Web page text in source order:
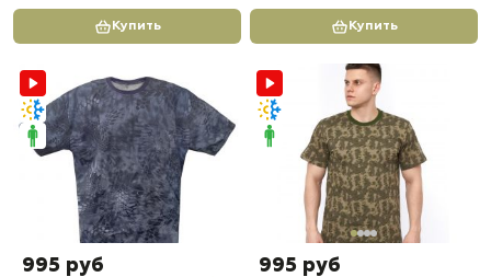
Купить Купить
995 руб 995 руб